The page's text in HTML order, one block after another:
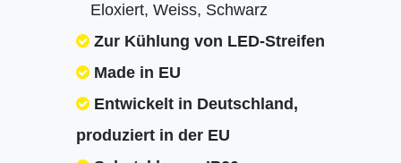
Eloxiert, Weiss, Schwarz
Zur Kühlung von LED-Streifen
Made in EU
Entwickelt in Deutschland,
produziert in der EU